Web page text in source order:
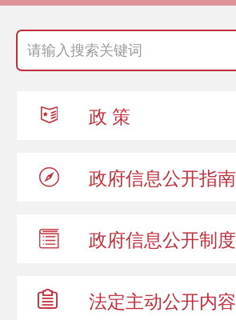
政 策
政府信息公开指南
政府信息公开制度
法定主动公开内容